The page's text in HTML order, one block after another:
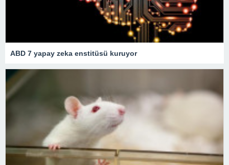
ABD 7 yapay zeka enstitüsü kuruyor